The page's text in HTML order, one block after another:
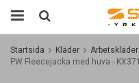
Startsida Kläder Arbetskläder
PW Fleecejacka med huva - KX371